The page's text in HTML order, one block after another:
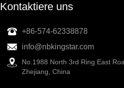
Kontaktiere uns
+86-574-62338878
info@nbkingstar.com
No.1988 North 3rd Ring East
Zhejiang, China